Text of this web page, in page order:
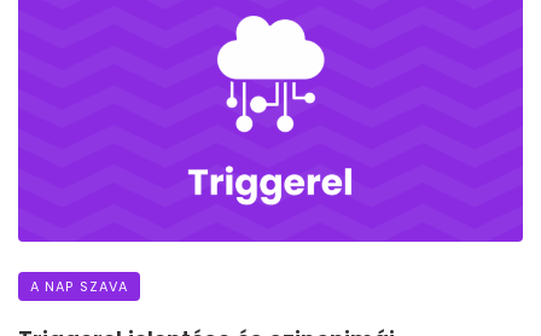
A NAP SZAVA